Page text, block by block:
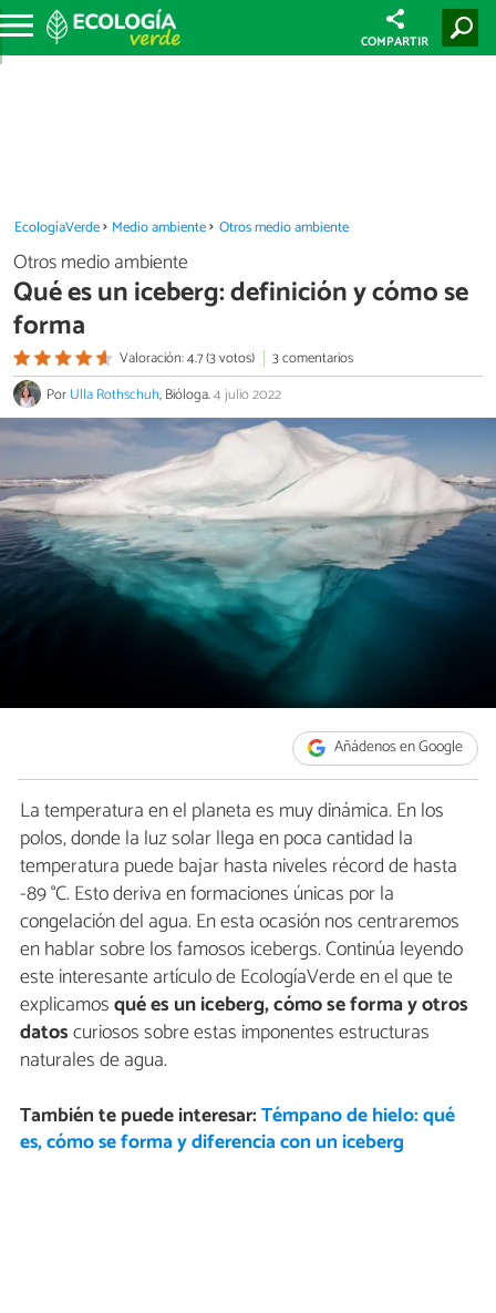
COMPARTIR
EcologíaVerde Medio ambiente Otros medio ambiente
Otros medio ambiente
Qué es un iceberg: definición y cómo se
forma
Valoración: 4.7 (3 votos)
3 comentarios
PorUlla Rothschuh, Bióloga.4 julio 2022
Añádenos en Google
La temperatura en el planeta es muy dinámica. En los
polos, donde la luz solar llega en poca cantidad la
temperatura puede bajar hasta niveles récord de hasta
-89 °C. Esto deriva en formaciones únicas por la
congelación del agua. En esta ocasión nos centraremos
en hablar sobre los famosos icebergs. Continúa leyendo
este interesante artículo de EcologíaVerde en el que te
explicamosqué es un iceberg, cómo se forma y otros
datoscuriosos sobre estas imponentes estructuras
naturales de agua.
También te puede interesar:Témpano de hielo: qué
es, cómo se forma y diferencia con un iceberg